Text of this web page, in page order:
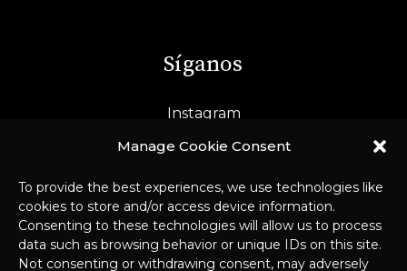
Manage Cookie Consent
To provide the best experiences, we use technologies like
cookies to store and/or access device information.
Consenting to these technologies will allow us to process
data such as browsing behavior or unique IDs on this site.
Not consenting or withdrawing consent, may adversely
Síganos
Instagram
LinkedIn